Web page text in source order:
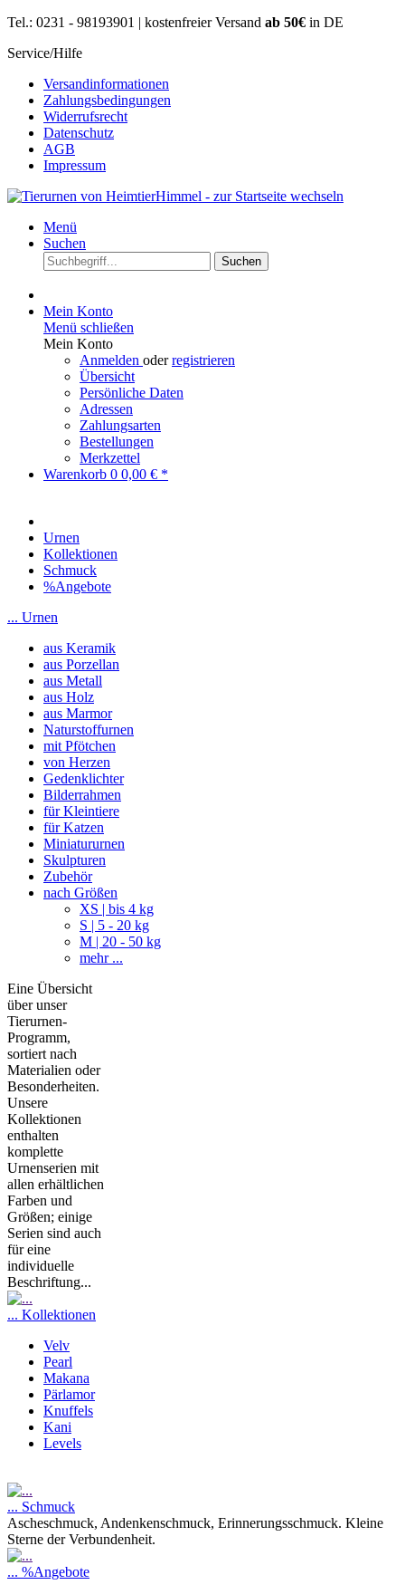
Tel.: 0231 - 98193901 | kostenfreier Versand ab 50€ in DE
Service/Hilfe
Versandinformationen
Zahlungsbedingungen
Widerrufsrecht
Datenschutz
AGB
Impressum
Menü
Suchen
Suchen
Mein Konto
Menü schließen
Mein Konto
Anmelden oderregistrieren
Übersicht
Persönliche Daten
Adressen
Zahlungsarten
Bestellungen
Merkzettel
Warenkorb 0 0,00 € *
Urnen
Kollektionen
Schmuck
%Angebote
... Urnen
aus Keramik
aus Porzellan
aus Metall
aus Holz
aus Marmor
Naturstoffurnen
mit Pfötchen
von Herzen
Gedenklichter
Bilderrahmen
für Kleintiere
für Katzen
Miniatururnen
Skulpturen
Zubehör
nach Größen
XS | bis 4 kg
S | 5 - 20 kg
M | 20 - 50 kg
mehr ...
Eine Übersicht
über unser
Tierurnen-
Programm,
sortiert nach
Materialien oder
Besonderheiten.
Unsere
Kollektionen
enthalten
komplette
Urnenserien mit
allen erhältlichen
Farben und
Größen; einige
Serien sind auch
für eine
individuelle
Beschriftung...
... Kollektionen
Velv
Pearl
Makana
Pärlamor
Knuffels
Kani
Levels
... Schmuck
Ascheschmuck, Andenkenschmuck, Erinnerungsschmuck. Kleine
Sterne der Verbundenheit.
... %Angebote